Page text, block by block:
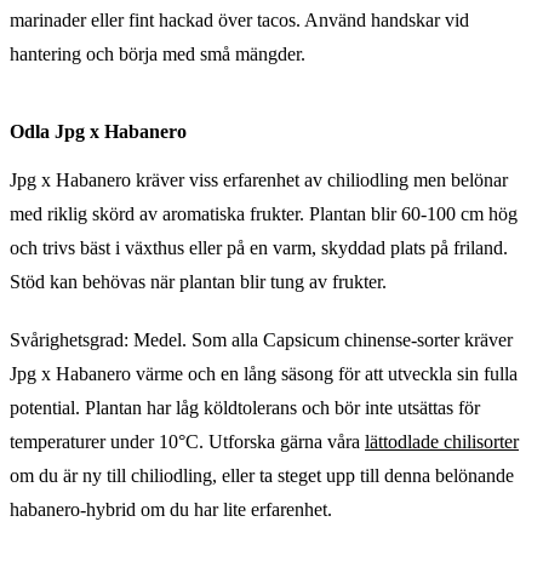
marinader eller fint hackad över tacos. Använd handskar vid
hantering och börja med små mängder.
Odla Jpg x Habanero
Jpg x Habanero kräver viss erfarenhet av chiliodling men belönar
med riklig skörd av aromatiska frukter. Plantan blir 60-100 cm hög
och trivs bäst i växthus eller på en varm, skyddad plats på friland.
Stöd kan behövas när plantan blir tung av frukter.
Svårighetsgrad: Medel. Som alla Capsicum chinense-sorter kräver
Jpg x Habanero värme och en lång säsong för att utveckla sin fulla
potential. Plantan har låg köldtolerans och bör inte utsättas för
temperaturer under 10°C. Utforska gärna våra lättodlade chilisorter
om du är ny till chiliodling, eller ta steget upp till denna belönande
habanero-hybrid om du har lite erfarenhet.